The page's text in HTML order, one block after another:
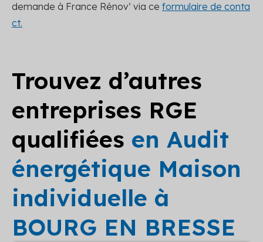
demande à France Rénov’ via ce formulaire de conta
ct.
Trouvez d’autres
entreprises RGE
qualifiées en Audit
énergétique Maison
individuelle à
BOURG EN BRESSE